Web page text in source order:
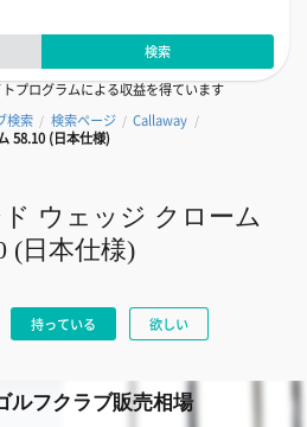
検索
プログラムによる収益を得ています
検索 / 検索ページ / Callaway /
58.10 (日本仕様)
ウェッジ クローム
(日本仕様)
持っている 欲しい
ルフクラブ販売相場